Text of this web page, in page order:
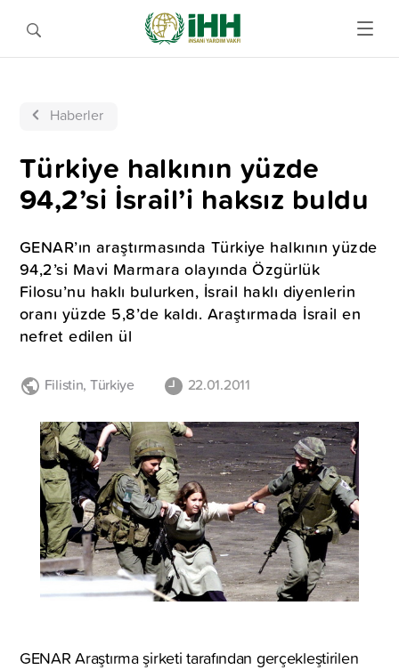
Haberler
Türkiye halkının yüzde
94,2’si İsrail’i haksız buldu
GENAR’ın araştırmasında Türkiye halkının yüzde
94,2’si Mavi Marmara olayında Özgürlük
Filosu’nu haklı bulurken, İsrail haklı diyenlerin
oranı yüzde 5,8’de kaldı. Araştırmada İsrail en
nefret edilen ül
Filistin, Türkiye 22.01.2011
GENAR Araştırma şirketi tarafından gerçekleştirilen